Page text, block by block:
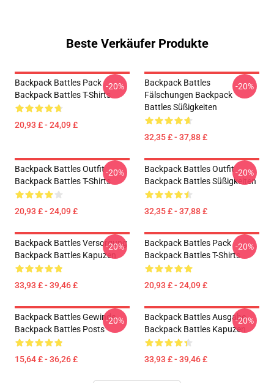
Beste Verkäufer Produkte
Backpack Battles Pack
Backpack Battles T-Shirts
20,93 £ - 24,09 £
-20%
Backpack Battles
Fälschungen Backpack
Battles Süßigkeiten
32,35 £ - 37,88 £
-20%
Backpack Battles Outfit
Backpack Battles T-Shirts
20,93 £ - 24,09 £
-20%
Backpack Battles Outfit
Backpack Battles Süßigkeiten
32,35 £ - 37,88 £
-20%
Backpack Battles Versorgung
Backpack Battles Kapuzen
33,93 £ - 39,46 £
-20%
Backpack Battles Pack
Backpack Battles T-Shirts
20,93 £ - 24,09 £
-20%
Backpack Battles Gewinde
Backpack Battles Posts
15,64 £ - 36,26 £
-20%
Backpack Battles Ausgabe
Backpack Battles Kapuzen
33,93 £ - 39,46 £
-20%